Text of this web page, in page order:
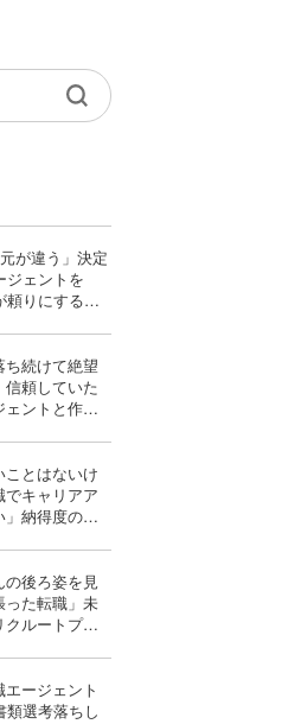
が違う」決定
ジェントを
頼りにする理
ち続けて絶望
信頼していた
ェントと作り
書だった
ことはないけ
でキャリアア
」納得度の高
メ
の後ろ姿を見
った転職」未
クルートプロ
エージェント
類選考落ちし